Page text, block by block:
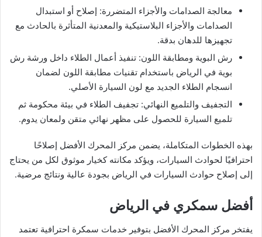
معالجة الصدامات والأجزاء المتضررة: إصلاح أو استبدال
الصدامات والأجزاء البلاستيكية والمعدنية المتأثرة بالحادث مع
تجهيزها للدهان بدقة.
رش البوية ومطابقة اللون: تنفيذ أعمال الطلاء داخل ورشة رش
بوية في الرياض باستخدام تقنيات مطابقة اللون لضمان
انسجام الطلاء الجديد مع لون السيارة الأصلي.
التجفيف والتلميع النهائي: تجفيف الطلاء في بيئة محكومة ثم
تلميع السيارة للحصول على مظهر نهائي متقن ولمعان يدوم.
بهذه الخطوات المتكاملة، يضمن مركز المحرك الأفضل إصلاحًا
احترافيًا لحوادث السيارات، ويؤكد مكانته كخيار موثوق لكل من يحتاج
إلى إصلاح حوادث السيارات في الرياض بجودة عالية ونتائج مرضية.
أفضل سمكري في الرياض
يفتخر مركز المحرك الأفضل بتوفير خدمات سمكرة احترافية تعتمد